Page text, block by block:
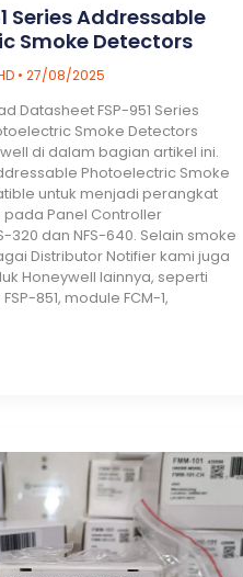
Series Addressable
Smoke Detectors
• 27/08/2025
Datasheet FSP-951 Series
Smoke Detectors
di dalam bagian artikel ini.
Photoelectric Smoke
untuk menjadi perangkat
Panel Controller
320 dan NFS-640. Selain smoke
Distributor Notifier kami juga
Honeywell lainnya, seperti
851, module FCM-1,